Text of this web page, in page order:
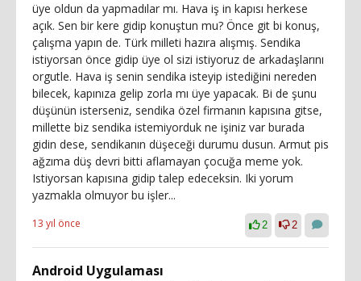
üye oldun da yapmadılar mı. Hava iş in kapısı herkese
açık. Sen bir kere gidip konuştun mu? Önce git bi konuş,
çalışma yapın de. Türk milleti hazıra alışmış. Sendika
istiyorsan önce gidip üye ol sizi istiyoruz de arkadaşlarını
orgutle. Hava iş senin sendika isteyip istediğini nereden
bilecek, kapınıza gelip zorla mı üye yapacak. Bi de şunu
düşünün isterseniz, sendika özel firmanın kapısına gitse,
millette biz sendika istemiyorduk ne işiniz var burada
gidin dese, sendikanın düşeceği durumu dusun. Armut pis
ağzıma düş devri bitti aflamayan çocuğa meme yok.
Istiyorsan kapısına gidip talep edeceksin. Iki yorum
yazmakla olmuyor bu işler...
13 yıl önce 2 2
Android Uygulaması